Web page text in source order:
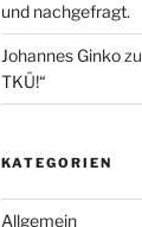
und nachgefragt.
Johannes Ginkozu
TKÜ!“
KATEGORIEN
Allgemein